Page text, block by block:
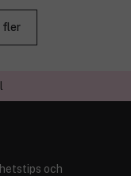
fler
och